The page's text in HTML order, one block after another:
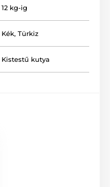
megszeret!
könnyedén
automata póráz
lett ellátva. A termék
színváltozatban is
12 kg-ig
Kék, Türkiz
Kistestű kutya